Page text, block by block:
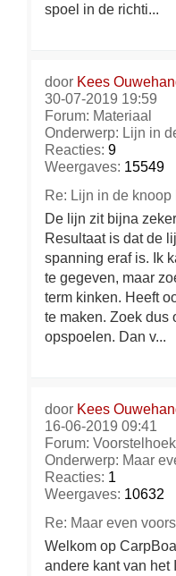
spoel in de richti...
door Kees
30-07-2019 19:59
Forum: Materiaal
Onderwerp: Lijn in
Reacties: 9
Weergaves: 15549
Re: Lijn in de
De lijn zit bijna
Resultaat is dat de
spanning eraf is. Ik
te gegeven, maar
term kinken. Heeft
te maken. Zoek dus
opspoelen. Dan v...
door Kees
16-06-2019 09:41
Forum: Voorstelhoek
Onderwerp: Maar
Reacties: 1
Weergaves: 10632
Re: Maar even
Welkom op
andere kant van het